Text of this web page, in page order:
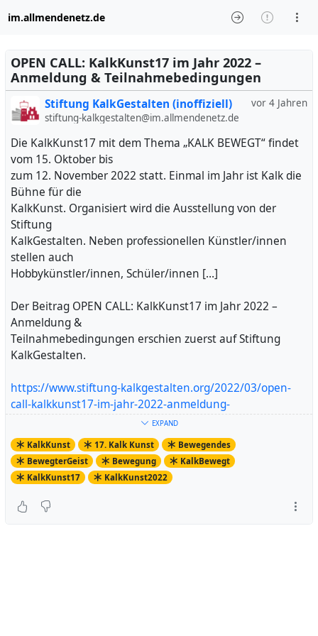
im.allmendenetz.de
OPEN CALL: KalkKunst17 im Jahr 2022 –
Anmeldung & Teilnahmebedingungen
vor 4 Jahren
Stiftung KalkGestalten (inoffiziell)
stiftung-kalkgestalten@im.allmendenetz.de
Die KalkKunst17 mit dem Thema „KALK BEWEGT“ findet
vom 15. Oktober bis
zum 12. November 2022 statt. Einmal im Jahr ist Kalk die
Bühne für die
KalkKunst. Organisiert wird die Ausstellung von der
Stiftung
KalkGestalten. Neben professionellen Künstler/innen
stellen auch
Hobbykünstler/innen, Schüler/innen […]
Der Beitrag OPEN CALL: KalkKunst17 im Jahr 2022 –
Anmeldung &
Teilnahmebedingungen erschien zuerst auf Stiftung
KalkGestalten.
https://www.stiftung-kalkgestalten.org/2022/03/open-
call-kalkkunst17-im-jahr-2022-anmeldung-
Artikel ansehen
EXPAND
KalkKunst 17. Kalk Kunst
Bewegendes
BewegterGeist
Bewegung
KalkBewegt
KalkKunst17
KalkKunst2022